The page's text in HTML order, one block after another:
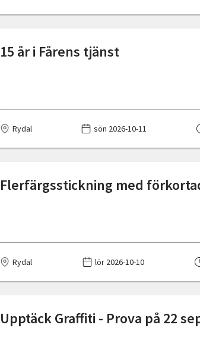
15 år i Fårens tjänst
Rydal sön 2026-10-11
Flerfärgsstickning med
Rydal lör 2026-10-10
Upptäck Graffiti - Prova på 22